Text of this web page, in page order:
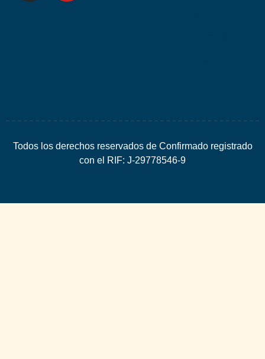
Todos los derechos reservados de Confirmado registrado
con el RIF: J-29778546-9